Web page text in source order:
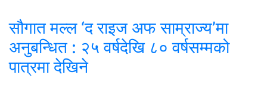
सौगात मल्ल ‘द राइज अफ साम्राज्य’मा
अनुबन्धित : २५ वर्षदेखि ८० वर्षसम्मको
पात्रमा देखिने